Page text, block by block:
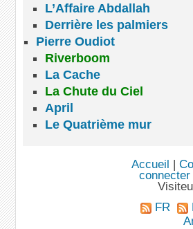
L’Affaire Abdallah
Derrière les palmiers
Pierre Oudiot
Riverboom
La Cache
La Chute du Ciel
April
Le Quatrième mur
Accueil |
connecter
FR